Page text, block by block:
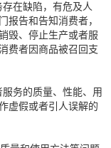
在缺陷，有危及人
报告和告知消费者，
毁、停止生产或者服
费者因商品被召回支
务的质量、性能、用
虚假或者引人误解的